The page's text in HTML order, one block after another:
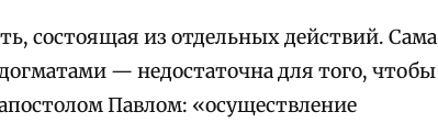
состоящая из отдельных действий. Сама
— недостаточна для того, чтобы
Павлом: «осуществление